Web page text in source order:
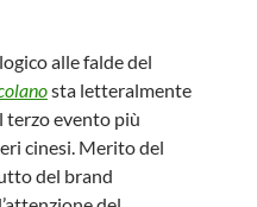
alle falde del
sta letteralmente
terzo evento più
cinesi. Merito del
del brand